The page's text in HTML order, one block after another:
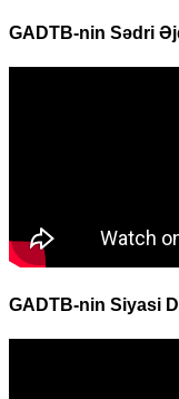
GADTB-nin Sədri
GADTB-nin Siyasi